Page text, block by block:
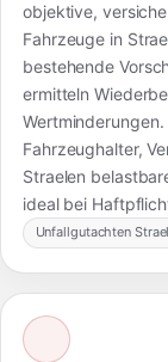
objektive,
Fahrzeuge in
bestehende
ermitteln
Fahrzeughalter,
Straelen
ideal bei
Unfallgutachten